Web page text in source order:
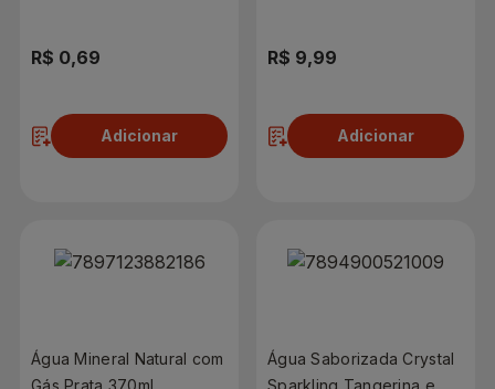
R$ 0,69
Adicionar
R$ 9,99
Adicionar
Água Mineral Natural com
Gás Prata 370ml
Água Saborizada Crystal
Sparkling Tangerina e